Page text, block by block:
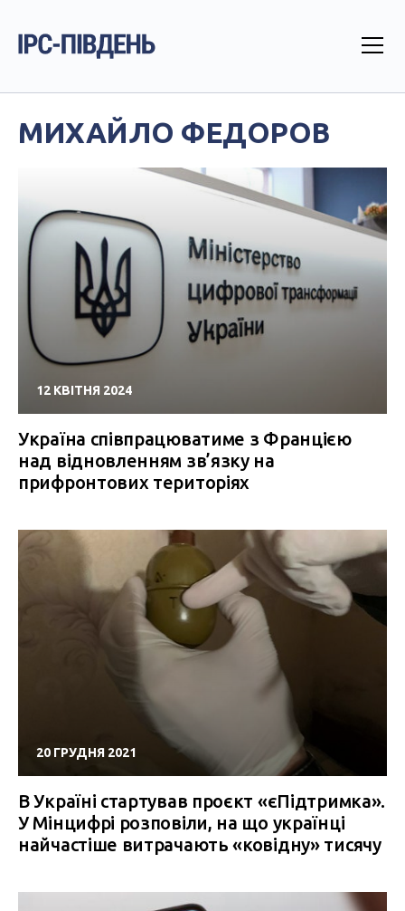
МИХАЙЛО ФЕДОРОВ
12 КВІТНЯ 2024
Україна співпрацюватиме з Францією
над відновленням зв’язку на
прифронтових територіях
20 ГРУДНЯ 2021
В Україні стартував проєкт «єПідтримка».
У Мінцифрі розповіли, на що українці
найчастіше витрачають «ковідну» тисячу